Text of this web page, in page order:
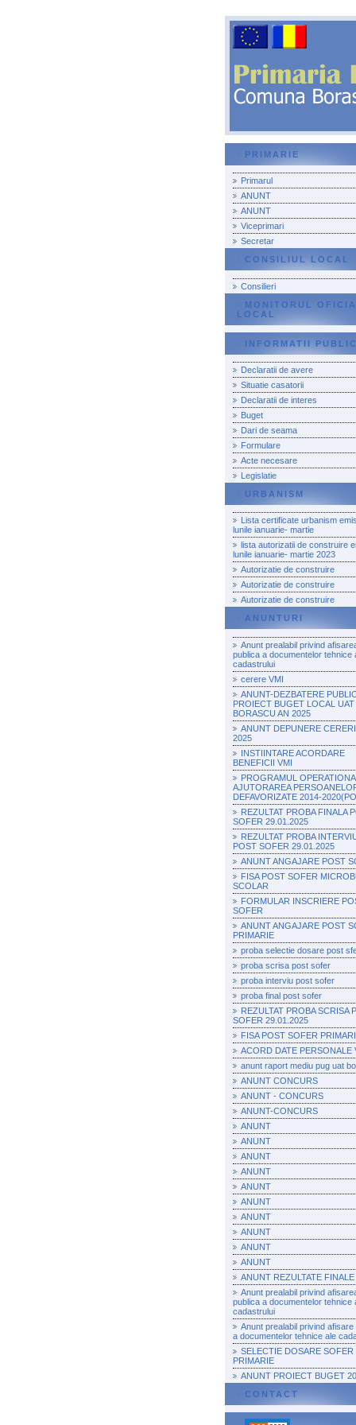
PRIMARIE
Primarul
ANUNT
ANUNT
Viceprimari
Secretar
CONSILIUL LOCAL
Consilieri
MONITORUL
LOCAL
INFORMATII
Declaratii de avere
Situatie casatorii
Declaratii de interes
Buget
Dari de seama
Formulare
Acte necesare
Legislatie
URBANISM
Lista certificate urbanism
lunile ianuarie- martie
lista autorizatii de construire
lunile ianuarie- martie 2023
Autorizatie de construire
Autorizatie de construire
Autorizatie de construire
ANUNTURI
Anunt prealabil privind
publica a documentelor tehnice
cadastrului
cerere VMI
ANUNT-DEZBATERE
PROIECT BUGET LOCAL UAT
BORASCU AN 2025
ANUNT DEPUNERE
2025
INSTIINTARE ACORDARE
BENEFICII VMI
PROGRAMUL
AJUTORAREA
DEFAVORIZATE 2014-
REZULTAT PROBA FINALA
SOFER 29.01.2025
REZULTAT PROBA
POST SOFER 29.01.2025
ANUNT ANGAJARE POST
FISA POST SOFER
SCOLAR
FORMULAR INSCRIERE
SOFER
ANUNT ANGAJARE POST
PRIMARIE
proba selectie dosare post
proba scrisa post sofer
proba interviu post sofer
proba final post sofer
REZULTAT PROBA SCRISA
SOFER 29.01.2025
FISA POST SOFER
ACORD DATE PERSONALE
anunt raport mediu pug uat
ANUNT CONCURS
ANUNT - CONCURS
ANUNT-CONCURS
ANUNT
ANUNT
ANUNT
ANUNT
ANUNT
ANUNT
ANUNT
ANUNT
ANUNT
ANUNT
ANUNT REZULTATE FINALE
Anunt prealabil privind
publica a documentelor tehnice
cadastrului
Anunt prealabil privind afisare
a documentelor tehnice ale
SELECTIE DOSARE SOFER
PRIMARIE
ANUNT PROIECT BUGET
CONTACT